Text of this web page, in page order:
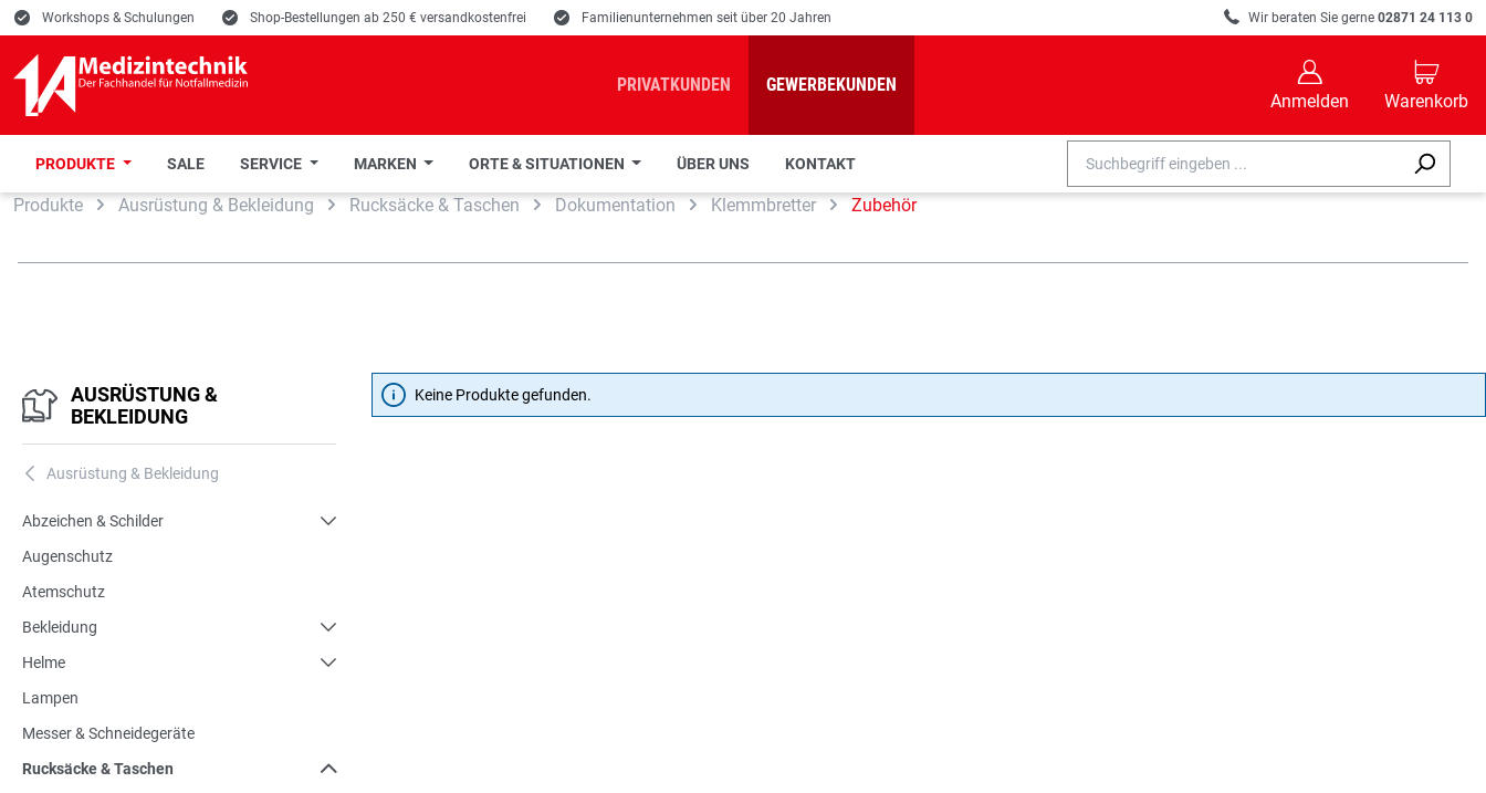
Hauptinhalt springen
Zur Suche springen
Zur Hauptnavigation springen
E Workshops & Schulungen E Shop-Bestellungen ab 250 € versandkostenfrei E Familienunternehmen seit über 20 Jahren R Wir beraten Sie gerne 02871 24 113 0
PRIVATKUNDEN GEWERBEKUNDEN
B
Anmelden
C
Warenkorb
PRODUKTE SALE SERVICE MARKEN ORTE & SITUATIONEN ÜBER UNS KONTAKT
Produkte Ausrüstung & Bekleidung Rucksäcke & Taschen Dokumentation Klemmbretter Zubehör
AUSRÜSTUNG &
BEKLEIDUNG
A Ausrüstung & Bekleidung
Abzeichen & Schilder
Augenschutz
Atemschutz
Bekleidung
Helme
Lampen
Messer & Schneidegeräte
Rucksäcke & Taschen
Keine Produkte gefunden.